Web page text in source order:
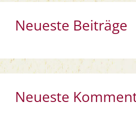
Neueste Beiträge
Neueste